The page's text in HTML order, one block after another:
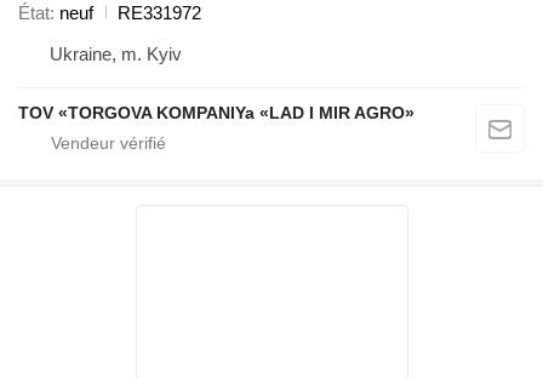
État neuf
RE331972
Ukraine, m. Kyiv
TOV «TORGOVA KOMPANIYa «LAD I MIR AGRO»